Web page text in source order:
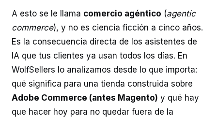
A esto se le llama comercio agéntico (agentic
commerce), y no es ciencia ficción a cinco años.
Es la consecuencia directa de los asistentes de
IA que tus clientes ya usan todos los días. En
WolfSellers lo analizamos desde lo que importa:
qué significa para una tienda construida sobre
Adobe Commerce (antes Magento) y qué hay
que hacer hoy para no quedar fuera de la